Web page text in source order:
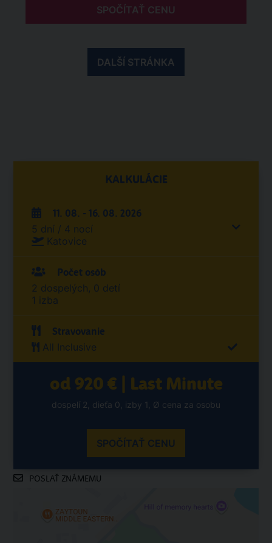
SPOČÍTAŤ CENU
DALŠÍ STRÁNKA
KALKULÁCIE
11. 08. - 16. 08. 2026
5 dní / 4 nocí
Katovice
Počet osôb
2 dospelých, 0 detí
1 izba
Stravovanie
All Inclusive
od 920 € | Last Minute
dospelí 2, dieťa 0, izby 1, Ø cena za osobu
SPOČÍTAŤ CENU
POSLAŤ ZNÁMEMU